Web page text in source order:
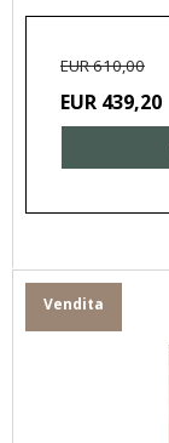
EUR 610,00
EUR 439,20
Vendita